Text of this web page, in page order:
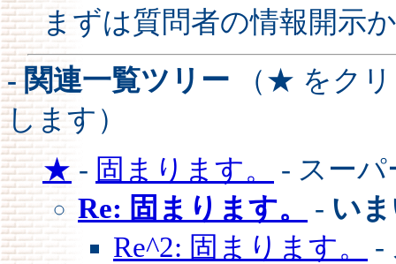
まずは質問者の情報開示
- 関連一覧ツリー （★ をク
します）
★ - 固まります。
- スー
Re: 固まります。
- い
Re^2: 固まります。
-